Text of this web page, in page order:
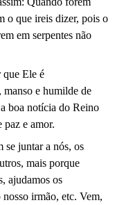
o que ireis dizer, pois o
em serpentes não
que Ele é
e humilde de
boa notícia do Reino
e amor.
se juntar a nós, os
mais porque
ajudamos os
irmão, etc. Vem,